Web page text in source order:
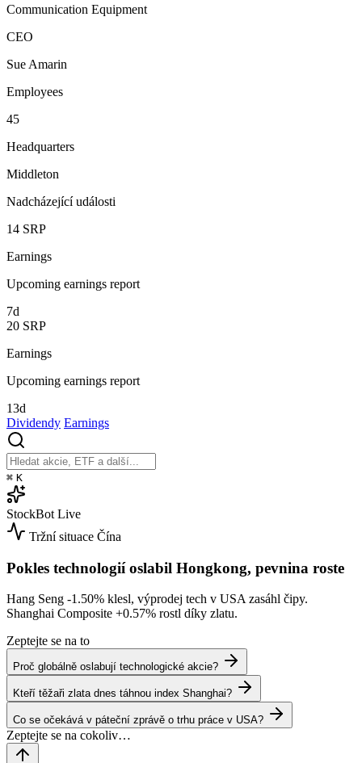
Communication Equipment
CEO
Sue Amarin
Employees
45
Headquarters
Middleton
Nadcházející události
14 SRP
Earnings
Upcoming earnings report
7d
20 SRP
Earnings
Upcoming earnings report
13d
Dividendy Earnings
⌘ K
StockBot Live
Tržní situace Čína
Pokles technologií oslabil Hongkong, pevnina roste
Hang Seng -1.50% klesl, výprodej tech v USA zasáhl čipy.
Shanghai Composite +0.57% rostl díky zlatu.
Zeptejte se na to
Proč globálně oslabují technologické akcie?
Kteří těžaři zlata dnes táhnou index Shanghai?
Co se očekává v páteční zprávě o trhu práce v USA?